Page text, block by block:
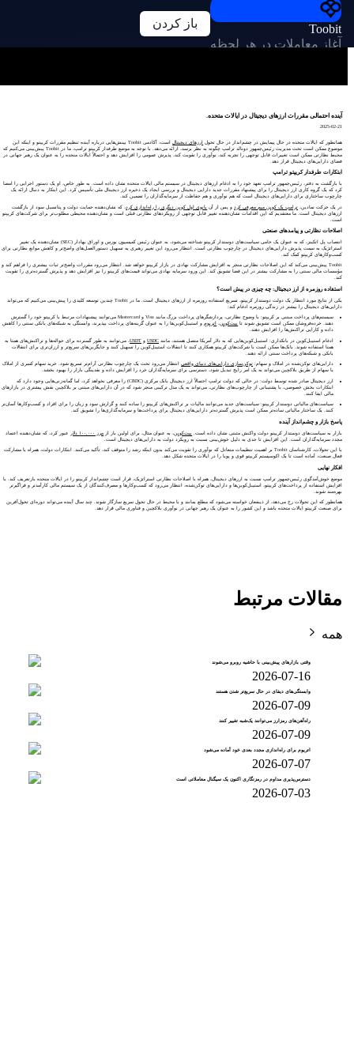
Toobit
آغاز معاملات در هر لحظه
باز کردن
آینده احتمالی مقررات ارزهای دیجیتال در ایالات متحده.
2025-02-21
همانطور که ایالات متحده در حال پیمایش در چشم‌انداز در حال تحول ارزهای دیجیتال
است، آکادمی Toobit بینش‌هایی درباره آینده تنظیم مقررات کریپتو و اینکه این
موضوع ممکن است تحت مدیریت رئیس‌جمهور دونالد ترامپ چگونه به نظر برسد، ارائه می‌دهد. با توجه به موضع طرفدار کریپتو ترامپ، ما در Toobit پیش‌بینی می‌کنیم که
محیط نظارتی ممکن است تغییرات قابل توجهی را تجربه کند، نوآوری را تقویت کند، پذیرش عمومی را افزایش دهد و احتمالاً ایالات متحده را به عنوان یک رهبر جهانی در
فضای دارایی‌های دیجیتال قرار دهد.
ابتکارات طرفدار کریپتو ترامپ
با بازگشت به دفتر، رئیس‌جمهور ترامپ تعهد خود را به ادغام ارزهای دیجیتال در سیستم مالی ایالات متحده نشان داده است. به طور خاص، او یک دستور اجرایی را امضا
کرد که یک گروه کاری ارز دیجیتال را برای پیشنهاد مقررات جدید دارایی دیجیتال و بررسی ایجاد یک ذخیره ارز دیجیتال ملی تأسیس کرد. این ابتکار به دنبال ارائه یک
چارچوب ساختاری برای دارایی‌های دیجیتال است که هم نوآوری و هم حفاظت از سرمایه‌گذاران را تضمین کند.
در یک حرکت نمادین، ترامپ یک کوین میم معرفی کرد و پس از آن بانوی اول کوین دیگری را راه‌اندازی کرد، که نشان‌دهنده حمایت دولت و پتانسیل سود از بازگشت
ارزهای دیجیتال است. ما معتقدیم که این اقدامات نشان‌دهنده تغییر قابل توجهی از رویکردهای نظارتی قبلی است و نشان‌دهنده محیطی مطلوب‌تر برای شرکت‌های کریپتو
است.
اصلاحات نظارتی و پیامدهای صنعتی
انتصاب پل اتکینز، که به عنوان یک حامی سیاست‌های دوستدار کریپتو شناخته می‌شود، به عنوان رئیس کمیسیون بورس و اوراق بهادار (SEC) نشان‌دهنده یک تغییر
استراتژیک به سمت پذیرش دارایی‌های دیجیتال در چارچوب نظارتی است. انتظار می‌رود این تغییر رهبری به تسهیل دستورالعمل‌های واضح‌تر و کاهش موانع نظارتی برای
کسب‌وکارهای کریپتو کمک کند.
Toobit پیش‌بینی می‌کند که این اصلاحات نظارتی منجر به افزایش مشارکت نهادی در بازار کریپتو خواهد شد. انتظار می‌رود مقررات واضح‌تر ثبات بیشتری را فراهم کند و
مؤسسات مالی سنتی را به مشارکت بیشتر در این فضا تشویق کند. این ورود سرمایه نهادی می‌تواند قیمت‌های کریپتو را نیز افزایش دهد و پذیرش گسترده‌تری را تقویت
کند.
استفاده روزمره از ارز دیجیتال: چه چیزی در پیش است؟
یکی از نتایج مورد انتظار یک دولت دوستدار کریپتو، تسریع استفاده روزمره از ارزهای دیجیتال است. ما در Toobit چندین توسعه کلیدی را پیش‌بینی می‌کنیم که می‌تواند
دارایی‌های دیجیتال را بیشتر در زندگی روزمره ادغام کند:
سیستم‌های پرداخت مبتنی بر کریپتو: با وضوح نظارتی، پردازشگرهای پرداخت بزرگ مانند Visa و Mastercard می‌توانند پیشنهادات مرتبط با کریپتو خود را گسترش
دهند. خرده‌فروشان ممکن است تشویق شوند تا بیت‌کوین، اتریومو استیبل‌کوین‌ها را به عنوان گزینه‌های پرداخت بپذیرند، وابستگی به شبکه‌های بانکی سنتی را کاهش
داده و کارایی تراکنش‌ها را افزایش دهند.
ادغام استیبل‌کوین در بانکداری: استیبل‌کوین‌هایی که به دلار آمریکا متصل هستند، مانند USDCو USDT، می‌توانند به طور گسترده برای حواله‌ها و تراکنش‌های همتا به
همتا استفاده شوند. بانک‌ها ممکن است با شرکت‌های کریپتو همکاری کنند تا انتقالات استیبل‌کوین را تسهیل کنند و جایگزین‌های سریع‌تر و ارزان‌تری برای انتقالات
بانکی و شبکه‌های پرداخت سنتی ارائه دهند.
دارایی‌های توکن‌شده در املاک و سهام: توکن‌سازی دارایی‌های دنیای واقعیانتظار می‌رود تحت یک چارچوب نظارتی آرام‌تر تسریع شود. خرید سهام کسری از املاک
یا سهام از طریق بلاکچین می‌تواند به یک امر رایج تبدیل شود، دسترسی برای سرمایه‌گذاران خرد را افزایش داده و نقدینگی بازار را بهبود بخشد.
ارز دیجیتال صادر شده توسط دولت: در حالی که دولت ترامپ احتمالاً ارز دیجیتال بانک مرکزی (CBDC) را معرفی نخواهد کرد، اما گمانه‌زنی‌هایی وجود دارد که
ابتکارات بخش خصوصی، با پشتیبانی از چارچوب‌های نظارتی، می‌تواند به یک مدل ترکیبی منجر شود که در آن دارایی‌های مبتنی بر بلاکچین نقش بیشتری در بازارهای
مالی ایفا کنند.
سیاست‌های مالیاتی دوستدار کریپتو: سیاست‌های جدید می‌توانند مالیات بر تراکنش‌های کریپتو را ساده کنند و گزارش سود و زیان را برای افراد و کسب‌وکارها آسان‌تر
کنند. یک ساختار مالیاتی ساده‌تر ممکن است پذیرش گسترده‌تر دارایی‌های دیجیتال برای پرداخت‌ها و سرمایه‌گذاری‌ها را تشویق کند.
پاسخ بازار و چشم‌انداز آینده
بازار به سیاست‌های دوستدار کریپتو دولت واکنش مثبتی نشان داده است. بیت‌کوین، به عنوان مثال، برای اولین بار از مرز ۱۰۰,۰۰۰ دلار
عبور کرد، که نشان‌دهنده اعتماد
مجدد سرمایه‌گذاران است. این افزایش تا حدی به دلیل خوش‌بینی نسبت به رویکرد دولت به دارایی‌های دیجیتال است.
با این تحولات، کارشناسان Toobit بر اهمیت تنظیمات متعادل که نوآوری را تقویت می‌کند بدون اینکه رشد را متوقف کند، تأکید می‌کنند. ابتکارات دولت، همراه با مشارکت
فعال صنعت، آماده است تا یک اکوسیستم کریپتو قوی و پویا را در ایالات متحده شکل دهد.
افکار نهایی
موضع خوش‌آمدگوی رئیس‌جمهور ترامپ نسبت به ارزهای دیجیتال، همراه با اصلاحات نظارتی استراتژیک، قرار است چشم‌انداز کریپتو را در ایالات متحده بازتعریف کند. با
افزایش استفاده از پرداخت‌های کریپتو، استیبل‌کوین‌ها و دارایی‌های توکن‌شده، انتظار می‌رود که کسب‌وکارها و مصرف‌کنندگان از یک سیستم مالی کارآمدتر و فراگیرتر
بهره‌مند شوند.
همانطور که این تحولات رخ می‌دهد، از ذینفعان خواسته می‌شود که مطلع بمانند و با محیط در حال تحول سریع سازگار شوند. چند سال آینده می‌تواند دوره‌ای تحول‌آفرین
برای صنعت کریپتو ایالات متحده باشد و این کشور را به عنوان یک رهبر جهانی در نوآوری بلاکچین و فناوری مالی قرار دهد.
مقالات مرتبط
همه
وقتی بازارهای پیش‌بینی با حاشیه روبرو می‌شوند
2026-07-16
وابستگی‌های دیفای در حال سریع‌تر شدن هستند
2026-07-09
راه‌آهن‌های رمزارز می‌توانند یک‌شبه تغییر کنند
2026-07-09
اتریوم برای راه‌اندازی مجدد بعدی خود آماده می‌شود
2026-07-07
دسترس‌پذیری مداوم در رمزنگاری اکنون یک سیگنال معاملاتی است
2026-07-03